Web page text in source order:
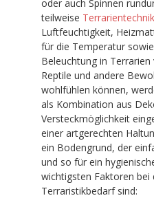
oder auch Spinnen
teilweise Terrarientechnik
Luftfeuchtigkeit,
für die Temperatur
Beleuchtung in
Reptile und andere
wohlfühlen können,
als Kombination aus
Versteckmöglichkeit
einer artgerechten
ein Bodengrund, der
und so für ein
wichtigsten Faktoren bei
Terraristikbedarf sind: